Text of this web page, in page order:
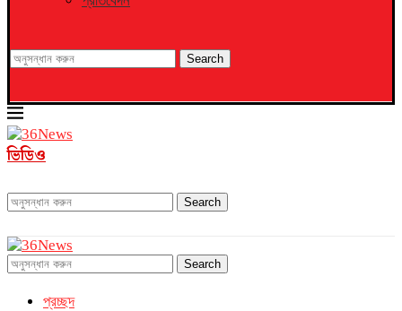
Search
ভিডিও
Search
Search
প্রচ্ছদ